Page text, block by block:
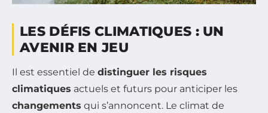
LES DÉFIS CLIMATIQUES : UN
AVENIR EN JEU
Il est essentiel de distinguer les risques
climatiques actuels et futurs pour anticiper les
changements qui s’annoncent. Le climat de